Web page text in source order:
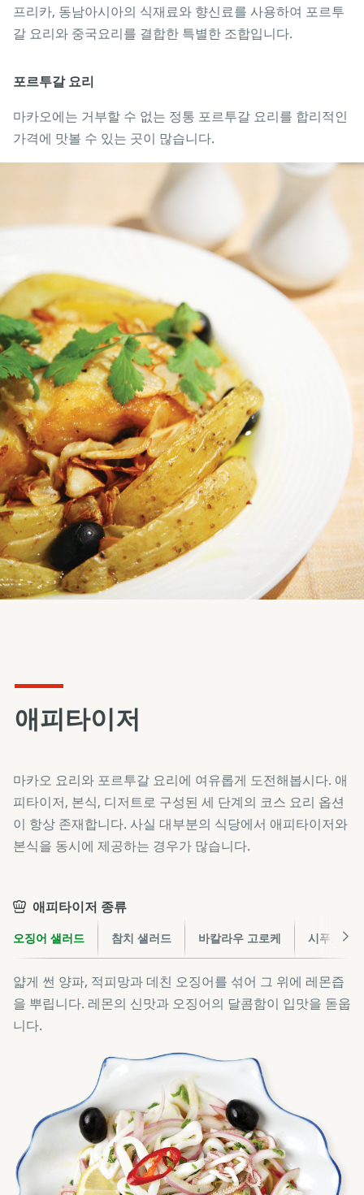
프리카, 동남아시아의 식재료와 향신료를 사용하여 포르투
갈 요리와 중국요리를 결합한 특별한 조합입니다.
포르투갈 요리
마카오에는 거부할 수 없는 정통 포르투갈 요리를 합리적인
가격에 맛볼 수 있는 곳이 많습니다.
애피타이저
마카오 요리와 포르투갈 요리에 여유롭게 도전해봅시다. 애
피타이저, 본식, 디저트로 구성된 세 단계의 코스 요리 옵션
이 항상 존재합니다. 사실 대부분의 식당에서 애피타이저와
본식을 동시에 제공하는 경우가 많습니다.
애피타이저 종류
오징어 샐러드 참치 샐러드 바칼라우 고로케 시푸드 수
얇게 썬 양파, 적피망과 데친 오징어를 섞어 그 위에 레몬즙
을 뿌립니다. 레몬의 신맛과 오징어의 달콤함이 입맛을 돋웁
니다.